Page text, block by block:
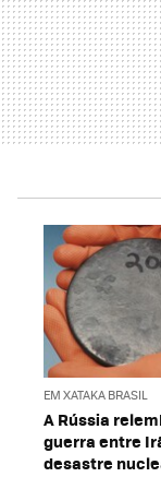
EM XATAKA BRASIL
A Rússia
guerra entre
desastre